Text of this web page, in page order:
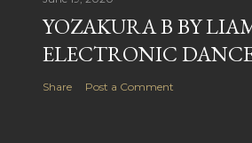
YOZAKURA B BY
ELECTRONIC
Share Post a Comment